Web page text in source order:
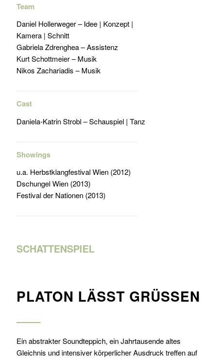
Team
Daniel Hollerweger – Idee | Konzept |
Kamera | Schnitt
Gabriela Zdrenghea – Assistenz
Kurt Schottmeier – Musik
Nikos Zachariadis – Musik
Cast
Daniela-Katrin Strobl – Schauspiel | Tanz
Showings
u.a. Herbstklangfestival Wien (2012)
Dschungel Wien (2013)
Festival der Nationen (2013)
SCHATTENSPIEL
PLATON LÄSST GRÜSSEN
Ein abstrakter Soundteppich, ein Jahrtausende altes
Gleichnis und intensiver körperlicher Ausdruck treffen auf